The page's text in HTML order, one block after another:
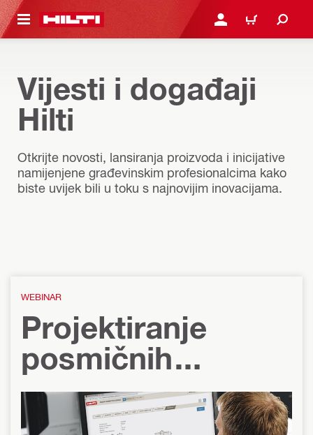
GLAVNI SADRŽAJ PRIJAVI SE ILI SE
KOŠARICA
Vijesti i događaji
Hilti
Otkrijte novosti, lansiranja proizvoda i inicijative
namijenjene građevinskim profesionalcima kako
biste uvijek bili u toku s najnovijim inovacijama.
WEBINAR
Projektiranje
posmičnih
spojeva